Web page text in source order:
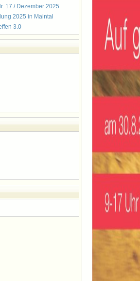
17 / Dezember 2025
2025 in Maintal
3.0